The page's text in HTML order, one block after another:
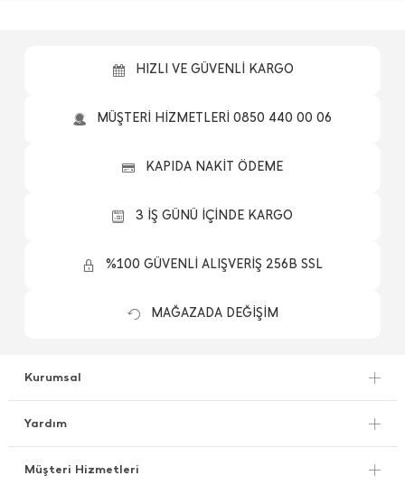
HIZLI VE GÜVENLİ KARGO
MÜŞTERİ HİZMETLERİ 0850 440 00 06
KAPIDA NAKİT ÖDEME
3 İŞ GÜNÜ İÇİNDE KARGO
%100 GÜVENLİ ALIŞVERİŞ 256B SSL
MAĞAZADA DEĞİŞİM
Kurumsal
Yardım
Müşteri Hizmetleri